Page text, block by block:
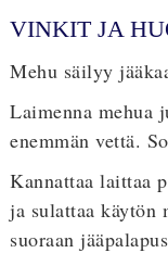
VINKIT JA
Mehu säilyy
Laimenna mehua
enemmän vettä.
Kannattaa laittaa
ja sulattaa käytön
suoraan